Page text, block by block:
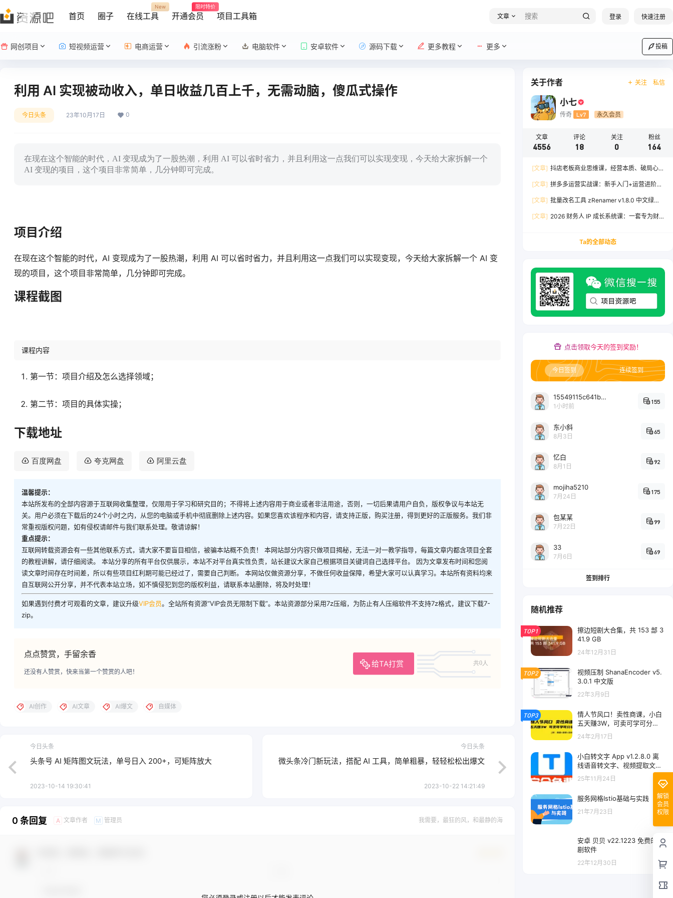
首页 圈子 在线工具
New
开通会员
限时特价
项目工具箱 文章 登录 快速注册
网创项目 短视频运营 电商运营 引流涨粉 电脑软件 安卓软件 源码下载 更多教程 更多 投稿
利用 AI 实现被动收入，单日收益几百上千，无需动脑，傻瓜式操作
今日头条 23年10月17日 0
在现在这个智能的时代，AI 变现成为了一股热潮，利用 AI 可以省时省力，并且利用这一点我们可以实现变现，今天给大家拆解一个
AI 变现的项目，这个项目非常简单，几分钟即可完成。
项目介绍
在现在这个智能的时代，AI 变现成为了一股热潮，利用 AI 可以省时省力，并且利用这一点我们可以实现变现，今天给大家拆解一个 AI 变
现的项目，这个项目非常简单，几分钟即可完成。
课程截图
课程内容
第一节：项目介绍及怎么选择领域；
第二节：项目的具体实操；
下载地址
百度网盘 夸克网盘 阿里云盘
温馨提示：
本站所发布的全部内容源于互联网收集整理，仅限用于学习和研究目的；不得将上述内容用于商业或者非法用途，否则，一切后果请用户自负，版权争议与本站无
关。用户必须在下载后的24个小时之内，从您的电脑或手机中彻底删除上述内容。如果您喜欢该程序和内容，请支持正版，购买注册，得到更好的正版服务。我们非
常重视版权问题，如有侵权请邮件与我们联系处理。敬请谅解！
重点提示：
互联网转载资源会有一些其他联系方式，请大家不要盲目相信，被骗本站概不负责！ 本网站部分内容只做项目揭秘，无法一对一教学指导，每篇文章内都含项目全套
的教程讲解，请仔细阅读。 本站分享的所有平台仅供展示，本站不对平台真实性负责，站长建议大家自己根据项目关键词自己选择平台。 因为文章发布时间和您阅
读文章时间存在时间差，所以有些项目红利期可能已经过了，需要自己判断。 本网站仅做资源分享，不做任何收益保障，希望大家可以认真学习。本站所有资料均来
自互联网公开分享，并不代表本站立场，如不慎侵犯到您的版权利益，请联系本站删除，将及时处理！
如果遇到付费才可观看的文章，建议升级VIP会员。全站所有资源“VIP会员无限制下载”。本站资源部分采用7z压缩，为防止有人压缩软件不支持7z格式，建议下载7-
zip。
点点赞赏，手留余香
给TA打赏 共0人
还没有人赞赏，快来当第一个赞赏的人吧！
AI创作 AI文章 AI爆文 自媒体
今日头条
头条号 AI 矩阵图文玩法，单号日入 200+，可矩阵放大
2023-10-14 19:30:41
今日头条
微头条冷门新玩法，搭配 AI 工具，简单粗暴，轻轻松松出爆文
2023-10-22 14:21:49
0 条回复 A 文章作者 M 管理员 我需要，最狂的风，和最静的海
关于作者 关注 私信
小七
传奇 Lv7 永久会员
文章
4556
评论
18
关注
0
粉丝
164
[文章] 抖店老板商业思维课，经营本质、破局心
增
[文章] 拼多多运营实战课：新手入门+运营进阶、
出百单
[文章] 批量改名工具 zRenamer v1.8.0 中文绿色
[文章] 2026 财务人 IP 成长系统课：一套专为财
Ta的全部动态
点击领取今天的签到奖励！
今日签到 连续签到
15549115c641bc6524e64d1d800349ec7396
1小时前
155
东小斜
8月3日
65
忆白
8月1日
92
mojiha5210
7月24日
175
包某某
7月22日
99
33
7月6日
69
签到排行
随机推荐
TOP1
擦边短剧大合集，共 153 部 3
41.9 GB
24年12月31日
TOP2
视频压制 ShanaEncoder v5.
3.0.1 中文版
22年3月9日
TOP3
情人节风口！卖性商课，小白
五天赚3W，可卖可学可分
享！
24年2月17日
小白转文字 App v1.2.8.0 离
线语音转文字、视频提取文
案、音频转文案工具，完全免
费版
25年11月24日
服务网格Istio基础与实践
21年7月23日
安卓 贝贝 v22.1223 免费的追
剧软件
22年12月30日
解锁
会员
权限